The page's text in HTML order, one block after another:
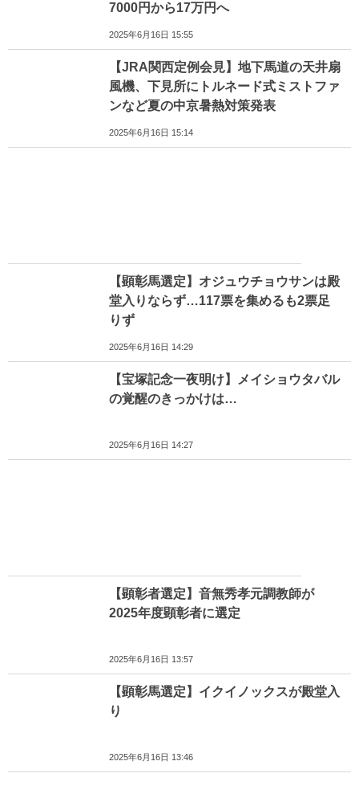
7000円から17万円へ
2025年6月16日 15:55
【JRA関西定例会見】地下馬道の天井扇
風機、下見所にトルネード式ミストファ
ンなど夏の中京暑熱対策発表
2025年6月16日 15:14
【顕彰馬選定】オジュウチョウサンは殿
堂入りならず…117票を集めるも2票足
りず
2025年6月16日 14:29
【宝塚記念一夜明け】メイショウタバル
の覚醒のきっかけは…
2025年6月16日 14:27
【顕彰者選定】音無秀孝元調教師が
2025年度顕彰者に選定
2025年6月16日 13:57
【顕彰馬選定】イクイノックスが殿堂入
り
2025年6月16日 13:46